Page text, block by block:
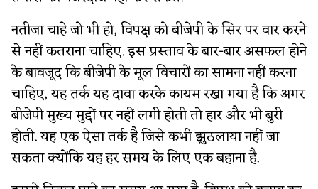
नतीजा चाहे जो भी हो, विपक्ष को बीजेपी के सिर पर वार करने
से नहीं कतराना चाहिए. इस प्रस्ताव के बार-बार असफल होने
के बावजूद कि बीजेपी के मूल विचारों का सामना नहीं करना
चाहिए, यह तर्क यह दावा करके कायम रखा गया है कि अगर
बीजेपी मुख्य मुद्दों पर नहीं लगी होती तो हार और भी बुरी
होती. यह एक ऐसा तर्क है जिसे कभी झुठलाया नहीं जा
सकता क्योंकि यह हर समय के लिए एक बहाना है.